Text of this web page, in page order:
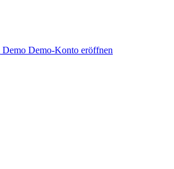
Demo Demo-Konto eröffnen